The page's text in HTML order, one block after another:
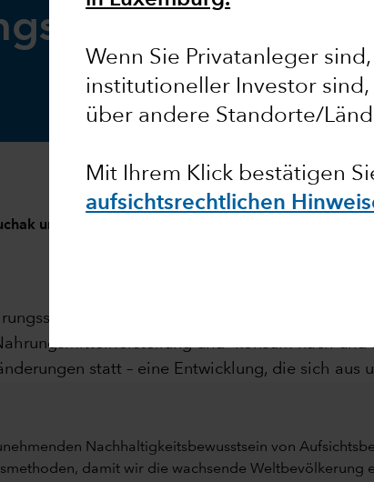
Wenn Sie Privatanleger sind,
institutioneller Investor sind,
über andere Standorte/
Mit Ihrem Klick bestätigen
aufsichtsrechtlichen
und
befindet sich seit Jahrzehnten im
und -konsum nach
statt – eine Entwicklung, die sich aus
Nachhaltigkeitsbewusstsein von
damit wir die wachsende Weltbevölkerung